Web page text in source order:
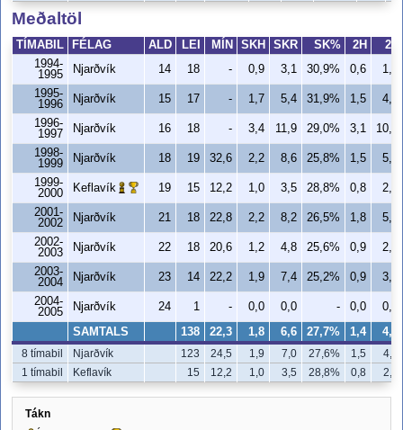
Meðaltöl
TÍMABIL FÉLAG ALD LEI MÍN SKH SKR SK% 2H
2R
1994-
1995
Njarðvík 14 18 - 0,9 3,1 30,9% 0,6
1,7
1995-
1996
Njarðvík 15 17 - 1,7 5,4 31,9% 1,5
4,1
1996-
1997
Njarðvík 16 18 - 3,4 11,9 29,0% 3,1
10,1
1998-
1999
Njarðvík 18 19 32,6 2,2 8,6 25,8% 1,5
5,8
1999-
2000
Keflavík 19 15 12,2 1,0 3,5 28,8% 0,8
2,5
2001-
2002
Njarðvík 21 18 22,8 2,2 8,2 26,5% 1,8
5,8
2002-
2003
Njarðvík 22 18 20,6 1,2 4,8 25,6% 0,9
2,9
2003-
2004
Njarðvík 23 14 22,2 1,9 7,4 25,2% 0,9
3,9
2004-
2005
Njarðvík 24 1 - 0,0 0,0 - 0,0 0,0
SAMTALS 138 22,3 1,8 6,6 27,7% 1,4 4,7
8 tímabil Njarðvík 123 24,5 1,9 7,0 27,6% 1,5
4,9
1 tímabil
Keflavík 15 12,2 1,0 3,5 28,8% 0,8 2,5
Tákn